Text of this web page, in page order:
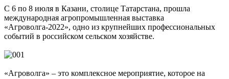
С 6 по 8 июля в Казани, столице Татарстана, прошла
международная агропромышленная выставка
«Агроволга-2022», одно из крупнейших профессиональных
событий в российском сельском хозяйстве.
«Агроволга» – это комплексное мероприятие, которое на